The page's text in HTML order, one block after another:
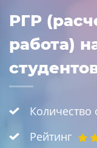
РГР
работа)
Количество
Рейтинг